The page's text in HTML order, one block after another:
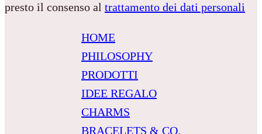
presto il consenso al trattamento dei dati personali
HOME
PHILOSOPHY
PRODOTTI
IDEE REGALO
CHARMS
BRACELETS & CO.